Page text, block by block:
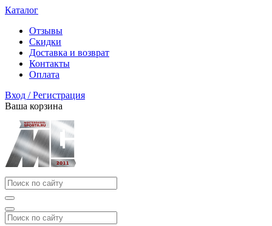
Каталог
Отзывы
Скидки
Доставка и возврат
Контакты
Оплата
Вход / Регистрация
Ваша корзина